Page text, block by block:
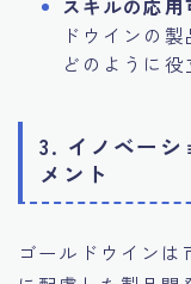
スキルの応用
ドウインの
どのように役
3. イノベーシ
メント
ゴールドウイン